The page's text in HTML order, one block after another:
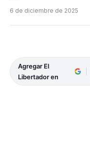
6 de diciembre de 2025
Agregar El
Libertador en